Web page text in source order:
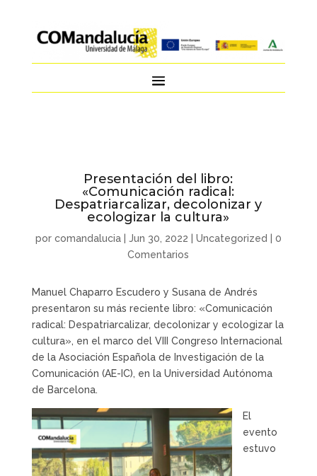
Presentación del libro:
«Comunicación radical:
Despatriarcalizar, decolonizar y
ecologizar la cultura»
por comandalucia| Jun 30, 2022 Uncategorized
0
Comentarios
Manuel Chaparro Escudero y Susana de Andrés
presentaron su más reciente libro: «Comunicación
radical: Despatriarcalizar, decolonizar y ecologizar la
cultura», en el marco del VIII Congreso Internacional
de la Asociación Española de Investigación de la
Comunicación (AE-IC), en la Universidad Autónoma
de Barcelona.
El
evento
estuvo